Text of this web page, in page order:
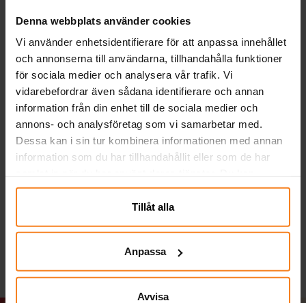
Denna webbplats använder cookies
Vi använder enhetsidentifierare för att anpassa innehållet
och annonserna till användarna, tillhandahålla funktioner
för sociala medier och analysera vår trafik. Vi
vidarebefordrar även sådana identifierare och annan
information från din enhet till de sociala medier och
annons- och analysföretag som vi samarbetar med.
Dessa kan i sin tur kombinera informationen med annan
information som du har tillhandahållit eller som de har
närsomhelst ändra ditt samtycke.
Tillåt alla
Anpassa
Avvisa
Sifferballonger Lila 86
Tårtljus med guldglitter